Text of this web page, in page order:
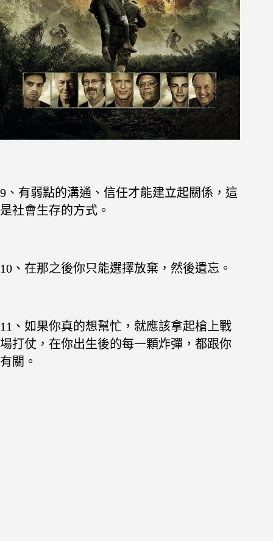
9、有弱點的溝通、信任才能建立起關係，這
是社會生存的方式。
10、在那之後你只能選擇放棄，然後遺忘。
11、如果你真的想幫忙，就應該拿起槍上戰
場打仗，在你出生後的每一顆炸彈，都跟你
有關。